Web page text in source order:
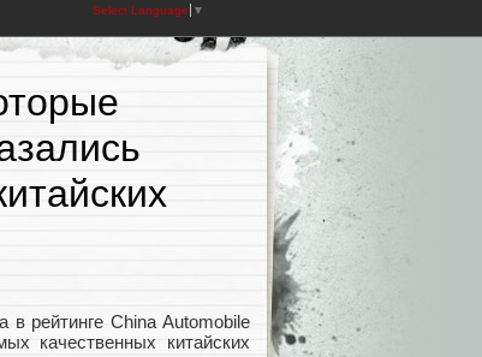
Select Language ▼
рейтинге China Automobile
качественных китайских